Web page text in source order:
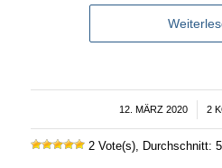
12. MÄRZ 2020
/ 2
2 Vote(s), Durchschnitt: